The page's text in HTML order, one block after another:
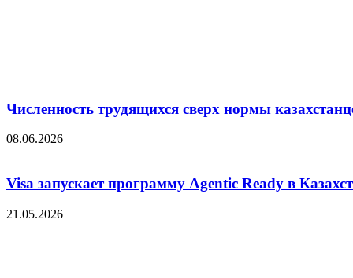
Численность трудящихся сверх нормы
08.06.2026
Visa запускает программу Agentic Ready в
21.05.2026